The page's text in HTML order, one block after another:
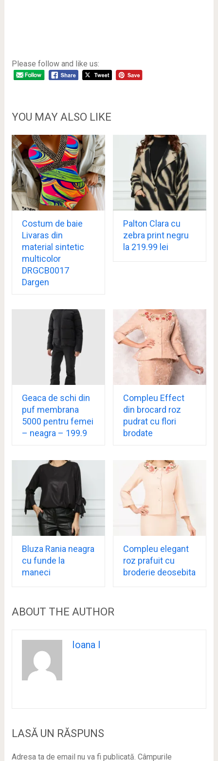
Please follow and like us:
YOU MAY ALSO LIKE
Costum de baie
Livaras din
material sintetic
multicolor
DRGCB0017
Dargen
Palton Clara cu
zebra print negru
la 219.99 lei
Geaca de schi din
puf membrana
5000 pentru femei
– neagra – 199.9
Compleu Effect
din brocard roz
pudrat cu flori
brodate
Bluza Rania neagra
cu funde la
maneci
Compleu elegant
roz prafuit cu
broderie deosebita
ABOUT THE AUTHOR
Ioana I
LASĂ UN RĂSPUNS
Adresa ta de email nu va fi publicată. Câmpurile